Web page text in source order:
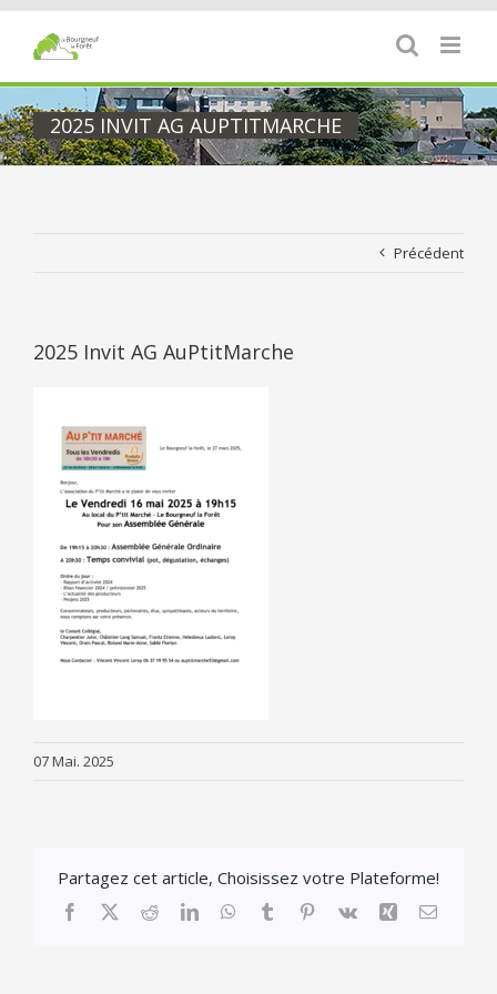
Passer
contenu
2025 INVIT AG AUPTITMARCHE
Précédent
2025 Invit AG AuPtitMarche
07 Mai. 2025
Partagez cet article, Choisissez votre Plateforme!
Facebook
X RedditLinkedInWhatsApp
TumblrPinterest
Vk Xing Email